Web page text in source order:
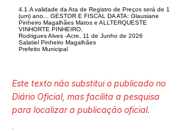
4.1.A validade da Ata de Registro de Preços será de 1
(um) ano... GESTOR E FISCAL DA ATA: Glausiane
Pinheiro Magalhães Matos e ALLTERQUESTE
VINHORTE PINHEIRO.
Rodrigues Alves -Acre, 11 de Junho de 2026
Salatiel Pinheiro Magalhães
Prefeito Municipal
Este texto não substitui o publicado no
Diário Oficial, mas facilita a pesquisa
para localizar a publicação oficial.